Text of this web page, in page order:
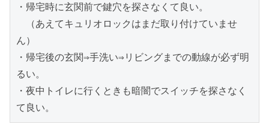
・帰宅時に玄関前で鍵穴を探さなくて良い。
（あえてキュリオロックはまだ取り付けていませ
ん）
・帰宅後の玄関⇒手洗い⇒リビングまでの動線が必ず明
るい。
・夜中トイレに行くときも暗闇でスイッチを探さなく
て良い。